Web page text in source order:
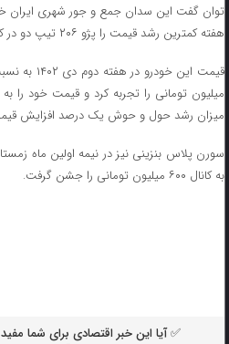
توان گفت این سدان جمع و جور شهری ایران
هفته کمترین رشد قیمت را پژو ۲۰۶ تیپ دو در کارنامه ثبت کرد.
قیمت این
میزان رشد حول و حوش یک درصد افزایش
سورن پلاس بنزینی نیز در نیمه اولین ماه
به کانال ۶۰۰ میلیون تومانی را جشن گرفت.
✅ آیا این خبر اقتصادی برای شما